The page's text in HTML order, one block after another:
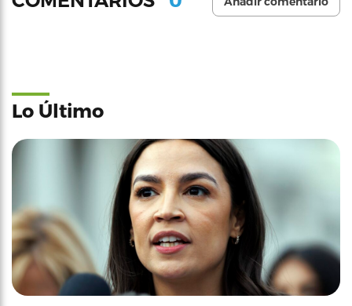
Lo Último